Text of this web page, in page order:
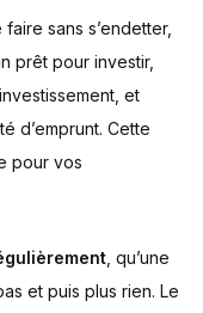
sans s’endetter,
prêt pour investir,
et
d’emprunt. Cette
pour vos
, qu’une
et puis plus rien. Le